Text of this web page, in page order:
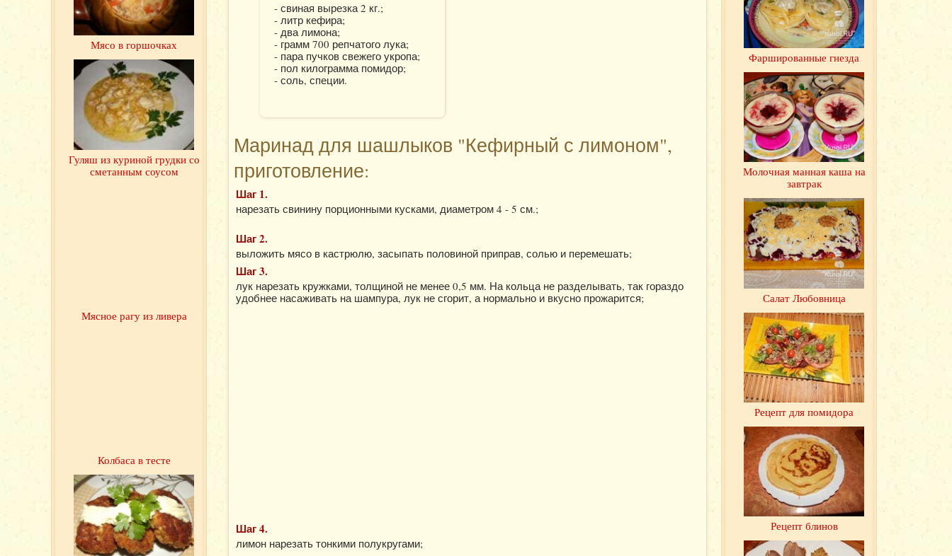
- свиная вырезка 2 кг.;
- литр кефира;
- два лимона;
- грамм 700 репчатого лука;
- пара пучков свежего укропа;
- пол килограмма помидор;
- соль, специи.
Маринад для шашлыков "Кефирный с лимоном",
приготовление:
Шаг 1.
нарезать свинину порционными кусками, диаметром 4 - 5 см.;
Шаг 2.
выложить мясо в кастрюлю, засыпать половиной приправ, солью и перемешать;
Шаг 3.
лук нарезать кружками, толщиной не менее 0,5 мм. На кольца не разделывать, так гораздо
удобнее насаживать на шампура, лук не сгорит, а нормально и вкусно прожарится;
Шаг 4.
лимон нарезать тонкими полукругами;
Мясо в горшочках
Гуляш из куриной грудки со
сметанным соусом
Мясное рагу из ливера
Колбаса в тесте
Фаршированные гнезда
Молочная манная каша на
завтрак
Салат Любовница
Рецепт для помидора
Рецепт блинов